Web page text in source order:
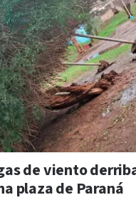
de viento
plaza de Paraná